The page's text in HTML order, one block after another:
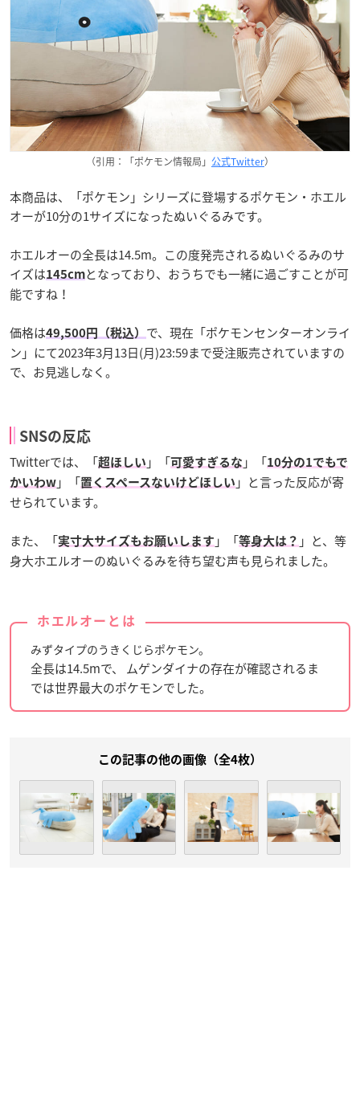
（引用：「ポケモン情報局」 公式Twitter）
本商品は、「ポケモン」シリーズに登場するポケモン・ホエル
オーが10分の1サイズになったぬいぐるみです。
ホエルオーの全長は14.5m。この度発売されるぬいぐるみのサ
イズは145cmとなっており、おうちでも一緒に過ごすことが可
能ですね！
価格は49,500円（税込） で、現在「ポケモンセンターオンライ
ン」にて2023年3月13日(月)23:59まで受注販売されていますの
で、お見逃しなく。
SNSの反応
Twitterでは、「超ほしい 」「可愛すぎるな 」「10分の1でもで
かいわw 」「置くスペースないけどほしい 」と言った反応が寄
せられています。
また、「実寸大サイズもお願いします 」「等身大は？ 」と、等
身大ホエルオーのぬいぐるみを待ち望む声も見られました。
ホエルオーとは
みずタイプのうきくじらポケモン。
全長は14.5mで、 ムゲンダイナの存在が確認されるま
では世界最大のポケモンでした。
この記事の他の画像（全4枚）